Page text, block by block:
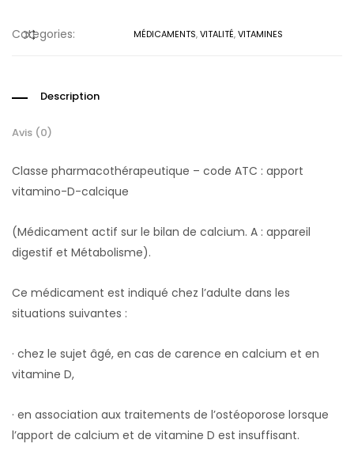
COMPARER
Categories: MÉDICAMENTS,VITALITÉ,VITAMINES
Description
Avis (0)
Classe pharmacothérapeutique – code ATC : apport
vitamino-D-calcique
(Médicament actif sur le bilan de calcium. A : appareil
digestif et Métabolisme).
Ce médicament est indiqué chez l’adulte dans les
situations suivantes :
· chez le sujet âgé, en cas de carence en calcium et en
vitamine D,
· en association aux traitements de l’ostéoporose lorsque
l’apport de calcium et de vitamine D est insuffisant.